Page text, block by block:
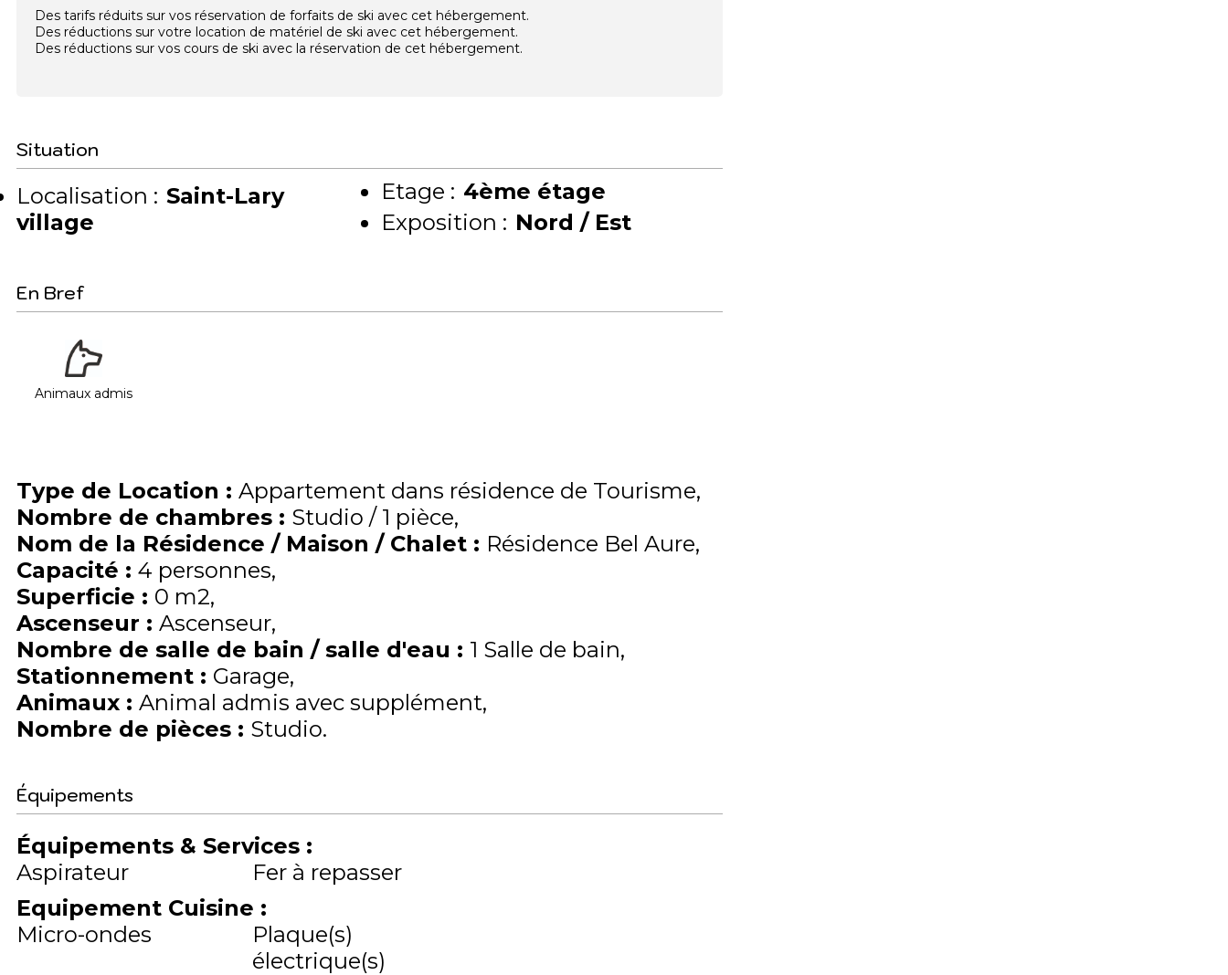
Des tarifs réduits sur vos réservation de forfaits de ski avec cet hébergement.
Des réductions sur votre location de matériel de ski avec cet hébergement.
Des réductions sur vos cours de ski avec la réservation de cet hébergement.
Situation
Localisation : Saint-Lary
village
Etage : 4ème étage
Exposition : Nord / Est
En Bref
Animaux admis
Type de Location : Appartement dans résidence de Tourisme
Nombre de chambres : Studio / 1 pièce
Nom de la Résidence / Maison / Chalet : Résidence Bel Aure
Capacité : 4 personnes
Superficie : 0 m2
Ascenseur : Ascenseur
Nombre de salle de bain / salle d'eau : 1 Salle de bain
Stationnement : Garage
Animaux : Animal admis avec supplément
Nombre de pièces : Studio
Équipements
Équipements & Services :
Aspirateur
Fer à repasser
Equipement Cuisine :
Micro-ondes
Plaque(s)
électrique(s)